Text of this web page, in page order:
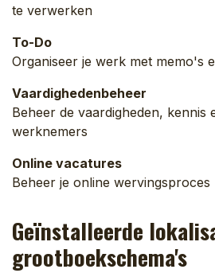
te verwerken
To-Do
Organiseer je werk met memo's
Vaardighedenbeheer
Beheer de vaardigheden, kennis
werknemers
Online vacatures
Beheer je online wervingsproces
Geïnstalleerde
grootboekschema's